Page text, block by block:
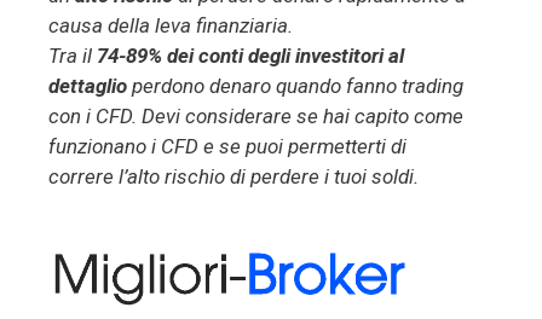
causa della leva finanziaria.
Tra il 74-89% dei conti degli investitori al
dettaglio perdono denaro quando fanno trading
con i CFD. Devi considerare se hai capito come
funzionano i CFD e se puoi permetterti di
correre l’alto rischio di perdere i tuoi soldi.